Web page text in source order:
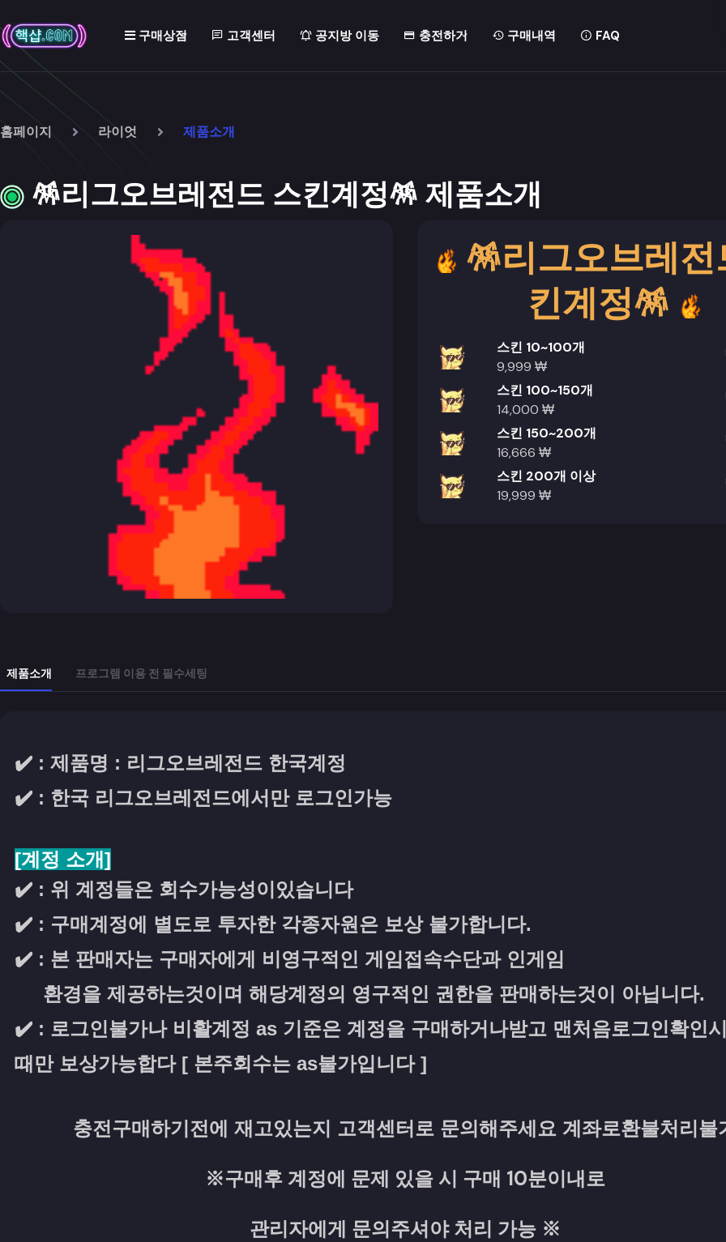
구매상점 고객센터 공지방 이동 충전하기 구매내역 FAQ
홈페이지 라이엇 제품소개
🪅리그오브레전드 스킨계정🪅 제품소개
🪅리그오브레전
킨계정🪅
스킨 10~100개
9,999 ₩
스킨 100~150개
14,000 ₩
스킨 150~200개
16,666 ₩
스킨 200개 이상
19,999 ₩
제품소개 프로그램 이용 전 필수세팅
✔️ : 제품명 : 리그오브레전드 한국계정
✔️ : 한국 리그오브레전드에서만 로그인가능
[계정 소개]
✔️ : 위 계정들은 회수가능성이있습니다
✔️ : 구매계정에 별도로 투자한 각종자원은 보상 불가합니다.
✔️ : 본 판매자는 구매자에게 비영구적인 게임접속수단과 인게임
환경을 제공하는것이며 해당계정의 영구적인 권한을 판매하는것이 아닙니다.
✔️ : 로그인불가나 비활계정 as 기준은 계정을 구매하거나받고 맨처음로그인확인
때만 보상가능합다 [ 본주회수는 as불가입니다 ]
충전구매하기전에 재고있는지 고객센터로 문의해주세요 계좌로환불처리
※구매후 계정에 문제 있을 시 구매 10분이내로
관리자에게 문의주셔야 처리 가능 ※